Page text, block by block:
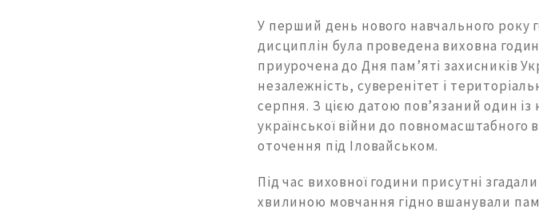
У перший день нового навчального року
дисциплін була проведена виховна
приурочена до Дня пам’яті захисників
незалежність, суверенітет і
серпня. З цією датою пов’язаний один із
української війни до повномасштабного
оточення під Іловайськом.
Під час виховної години присутні
хвилиною мовчання гідно вшанували